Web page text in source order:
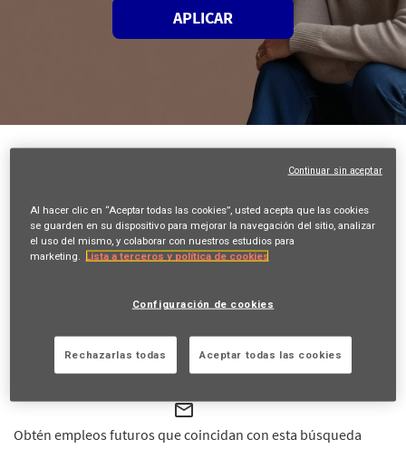
APLICAR
Volver
Seguridad de Centros Médicos (NUTANIX)
Calle Emilio Vargas 6, MADRID, ES, 28043
INFORMATION TECHNOLOGY
Marcos Angel Pastor
30/08/2026
20/05/2026
mail_outline
Obtén empleos futuros que coincidan con esta búsqueda
Al hacer clic en “Aceptar todas las cookies”, usted acepta que las cookies
se guarden en su dispositivo para mejorar la navegación del sitio, analizar
el uso del mismo, y colaborar con nuestros estudios para
marketing.
Lista a terceros y política de cookies
Configuración de cookies
Rechazarlas todas Aceptar todas las cookies
Continuar sin aceptar